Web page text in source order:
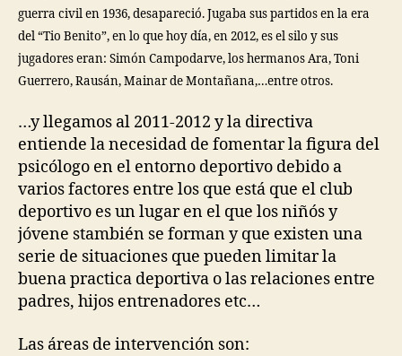
guerra civil en 1936, desapareció. Jugaba sus partidos en la era
del “Tio Benito”, en lo que hoy día, en 2012, es el silo y sus
jugadores eran: Simón Campodarve, los hermanos Ara, Toni
Guerrero, Rausán, Mainar de Montañana,…entre otros.
…y llegamos al 2011-2012 y la directiva
entiende la necesidad de fomentar la figura del
psicólogo en el entorno deportivo debido a
varios factores entre los que está que el club
deportivo es un lugar en el que los niñós y
jóvene stambién se forman y que existen una
serie de situaciones que pueden limitar la
buena practica deportiva o las relaciones entre
padres, hijos entrenadores etc…
Las áreas de intervención son: